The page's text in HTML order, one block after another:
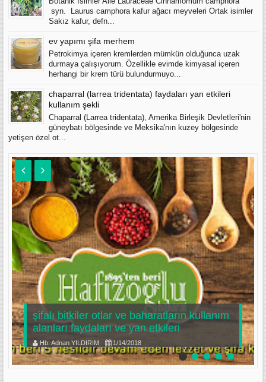
syn. Laurus camphora kafur ağacı meyveleri Ortak isimler
Sakız kafur, defn...
ev yapımı şifa merhem
Petrokimya içeren kremlerden mümkün olduğunca uzak
durmaya çalışıyorum. Özellikle evimde kimyasal içeren
herhangi bir krem türü bulundurmuyo...
chaparral (larrea tridentata) faydaları yan etkileri
kullanım şekli
Chaparral (Larrea tridentata), Amerika Birleşik Devletleri'nin
güneybatı bölgesinde ve Meksika'nın kuzey bölgesinde
yetişen özel ot...
şifalı bitkiler otlar ve baharatların kullanım
alanları faydaları ve yan etkileri
Hb. Adnan YILDIRIM 1/14/2018